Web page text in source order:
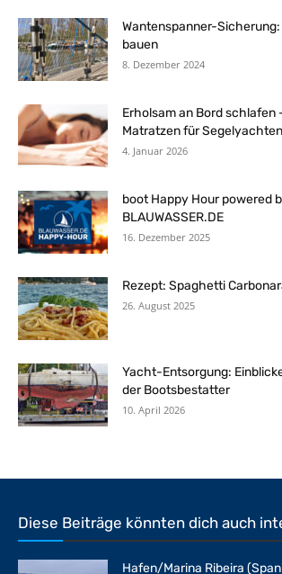
Wantenspanner-
bauen
8. Dezember 2024
Erholsam an Bord schlafen
Matratzen für Segelyachten
4. Januar 2026
boot Happy Hour powered
BLAUWASSER.DE
16. Dezember 2025
Rezept: Spaghetti
26. August 2025
Yacht-Entsorgung:
der Bootsbestatter
10. April 2026
Diese Beiträge könnten dich auch
Hafen/Marina Ribeira